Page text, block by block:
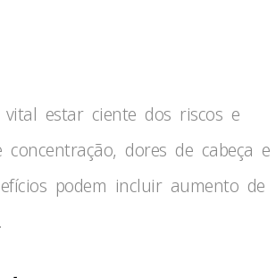
estar ciente dos riscos e
dores de cabeça e
podem incluir aumento de